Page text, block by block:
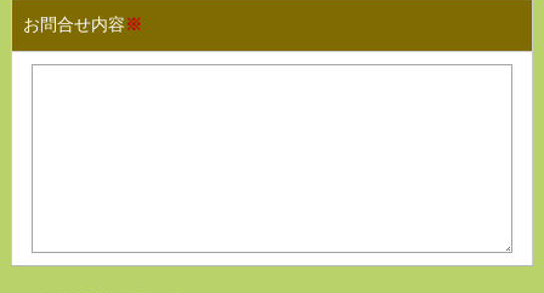
お問合せ内容 ※